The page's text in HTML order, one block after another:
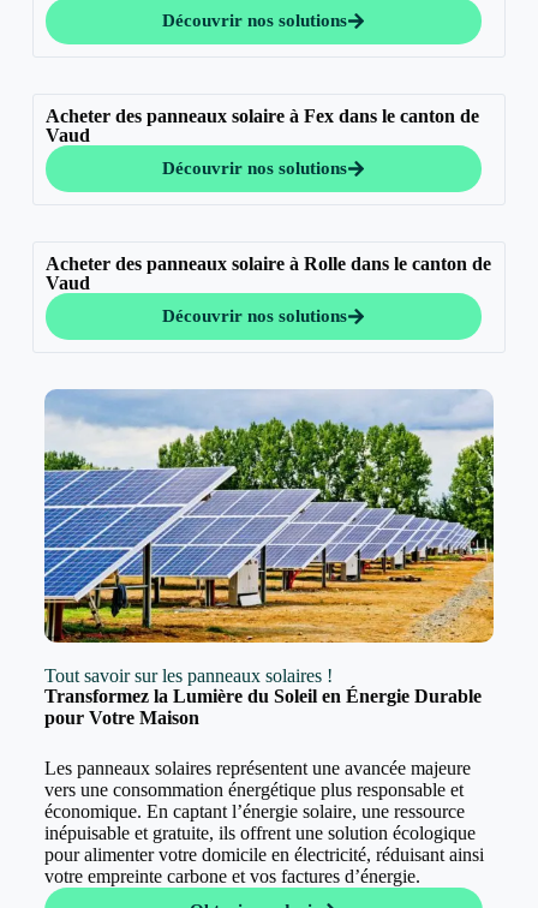
Découvrir nos solutions
Acheter des panneaux solaire à Fex dans le canton de
Vaud
Découvrir nos solutions
Acheter des panneaux solaire à Rolle dans le canton de
Vaud
Découvrir nos solutions
Tout savoir sur les panneaux solaires !
Transformez la Lumière du Soleil en Énergie Durable
pour Votre Maison
Les panneaux solaires représentent une avancée majeure
vers une consommation énergétique plus responsable et
économique. En captant l’énergie solaire, une ressource
inépuisable et gratuite, ils offrent une solution écologique
pour alimenter votre domicile en électricité, réduisant ainsi
votre empreinte carbone et vos factures d’énergie.